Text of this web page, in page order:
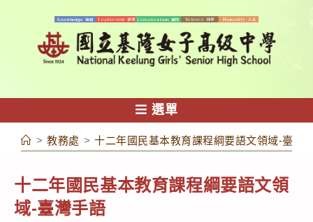
容
選單
> 教務處 > 十二年國民基本教育課程綱要語文領域-臺灣
十二年國民基本教育課程綱要語文領
域-臺灣手語